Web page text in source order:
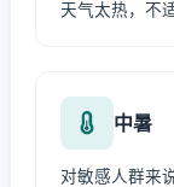
天气太热，不
中暑
对敏感人群来